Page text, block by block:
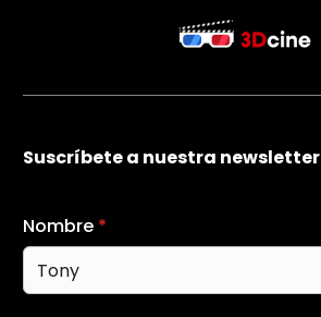
Suscríbete a nuestra newsletter
Nombre *